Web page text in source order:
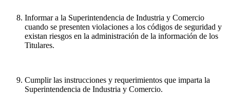
Informar a la Superintendencia de Industria y Comercio
cuando se presenten violaciones a los códigos de seguridad y
existan riesgos en la administración de la información de los
Titulares.
Cumplir las instrucciones y requerimientos que imparta la
Superintendencia de Industria y Comercio.